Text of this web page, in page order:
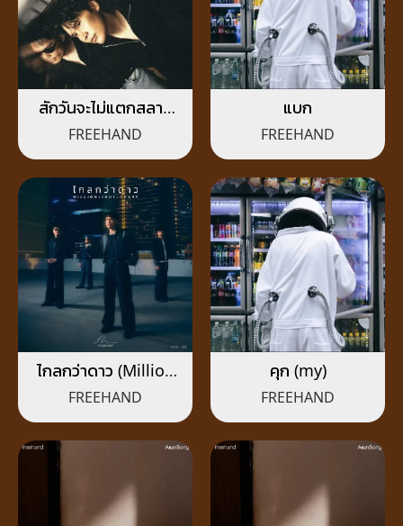
สักวันจะไม่แตกสลาย
(Dear Trauma)
FREEHAND
แบก
FREEHAND
ไกลกว่าดาว (Million
Light-Years)
FREEHAND
คุก (my)
FREEHAND